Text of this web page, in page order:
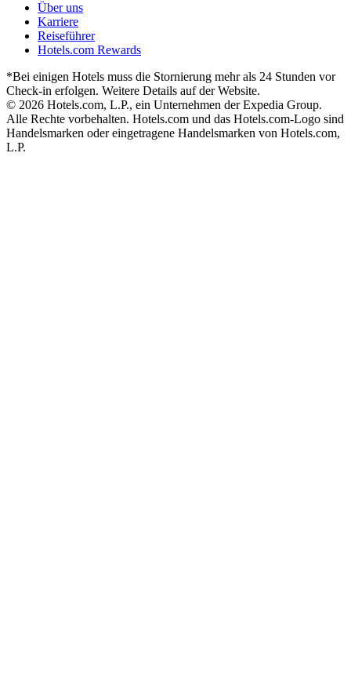
Über uns
Karriere
Reiseführer
Hotels.com Rewards
*Bei einigen Hotels muss die Stornierung mehr als 24 Stunden vor
Check-in erfolgen. Weitere Details auf der Website.
© 2026 Hotels.com, L.P., ein Unternehmen der Expedia Group.
Alle Rechte vorbehalten. Hotels.com und das Hotels.com-Logo sind
Handelsmarken oder eingetragene Handelsmarken von Hotels.com,
L.P.